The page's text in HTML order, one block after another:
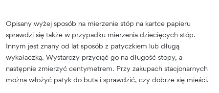
Opisany wyżej sposób na mierzenie stóp na kartce papieru
sprawdzi się także w przypadku mierzenia dziecięcych stóp.
Innym jest znany od lat sposób z patyczkiem lub długą
wykałaczką. Wystarczy przyciąć go na długość stopy, a
następnie zmierzyć centymetrem. Przy zakupach stacjonarnych
można włożyć patyk do buta i sprawdzić, czy dobrze się mieści.